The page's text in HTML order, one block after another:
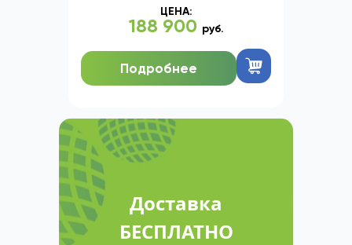
ЦЕНА:
188 900 руб.
Подробнее
Доставка
БЕСПЛАТНО